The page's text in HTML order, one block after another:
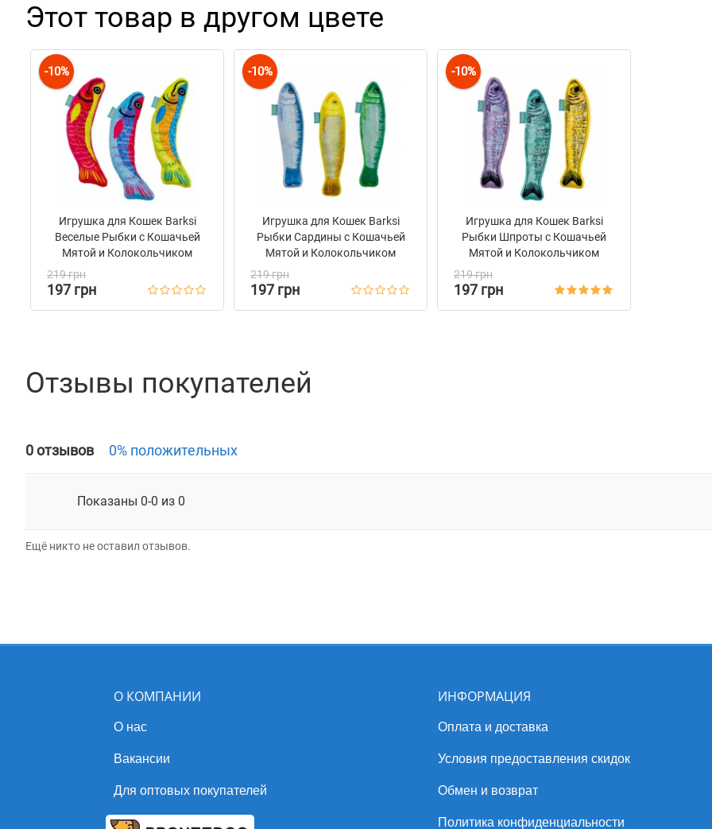
Этот товар в другом цвете
-10%
Игрушка для Кошек Barksi
Веселые Рыбки с Кошачьей
Мятой и Колокольчиком
219 грн
197 грн
-10%
Игрушка для Кошек Barksi
Рыбки Сардины с Кошачьей
Мятой и Колокольчиком
219 грн
197 грн
-10%
Игрушка для Кошек Barksi
Рыбки Шпроты с Кошачьей
Мятой и Колокольчиком
219 грн
197 грн
Отзывы покупателей
0 отзывов 0% положительных
Показаны 0-0 из 0
Ещё никто не оставил отзывов.
О КОМПАНИИ
О нас
Вакансии
Для оптовых покупателей
ИНФОРМАЦИЯ
Оплата и доставка
Условия предоставления скидок
Обмен и возврат
Политика конфиденциальности